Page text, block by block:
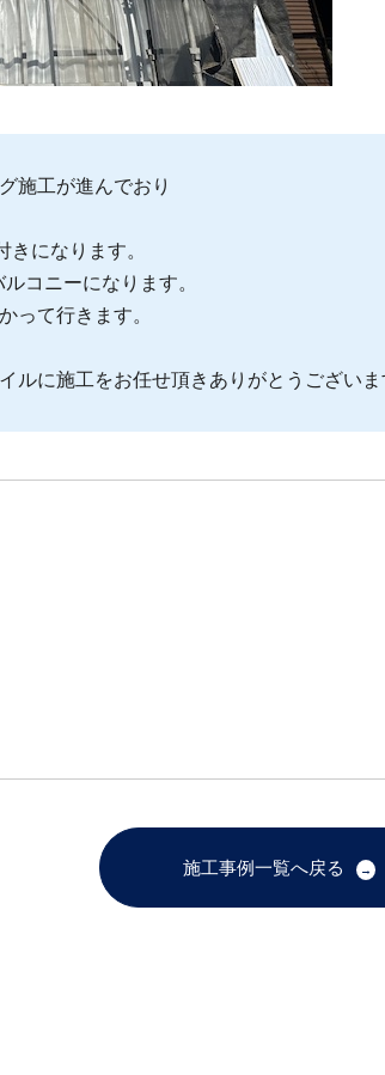
施工が進んでおり
になります。
コニーになります。
って行きます。
ルに施工をお任せ頂きありがとうございま
施工事例一覧へ戻る